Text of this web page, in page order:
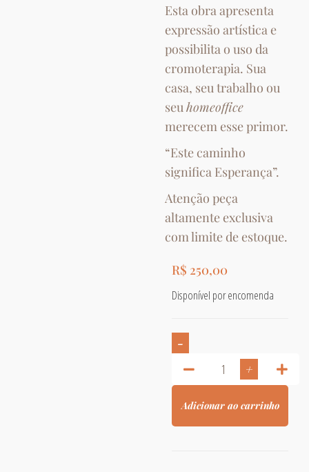
Esta obra apresenta
expressão artística e
possibilita o uso da
cromoterapia. Sua
casa, seu trabalho ou
seuhomeoffice
merecem esse primor.
“Este caminho
significa Esperança”.
Atenção peça
altamente exclusiva
com limite de estoque.
R$ 250,00
Disponível por encomenda
-
+
Adicionar ao carrinho